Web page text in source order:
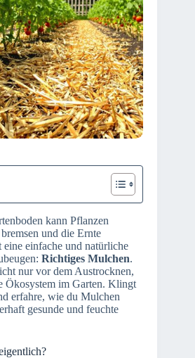
kann Pflanzen
und die Ernte
einfache und natürliche
Richtiges Mulchen.
nur vor dem Austrocknen,
Ökosystem im Garten. Klingt
erfahre, wie du Mulchen
gesunde und feuchte